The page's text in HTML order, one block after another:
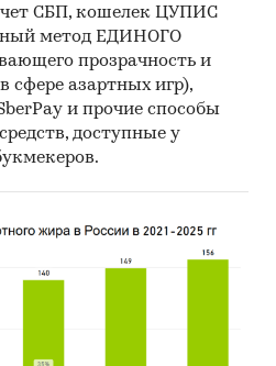
СБП, кошелек ЦУПИС
метод ЕДИНОГО
прозрачность и
сфере азартных игр),
и прочие способы
доступные у